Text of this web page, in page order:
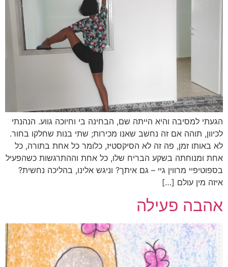
הגעתי למסיבה והיא הייתה שם, הבחינה בי וחיוכה גווע. הנהנתי
לכיוון, תוהה אם זה נחשב שאנו מכירות; שתי בנות שחלקו בחור.
לא באותו זמן, פה זה לא הסיקסטיז, כלומר כל אחת בתורה, כל
אחת ומנוחתה בשקע הבריח שלו, כל אחת וההתרגשות כשהפעיל
בספוטיפיי מרווין גיי – גם איתך? וניגש אלינו, בהליכה נחשית?
איזה מין עולם […]
אהבה פעילה